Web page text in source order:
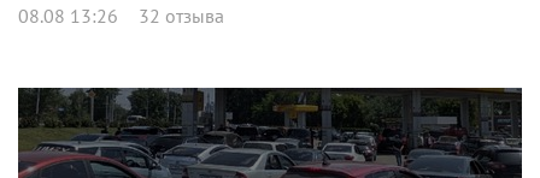
08.08 13:26 32 отзыва